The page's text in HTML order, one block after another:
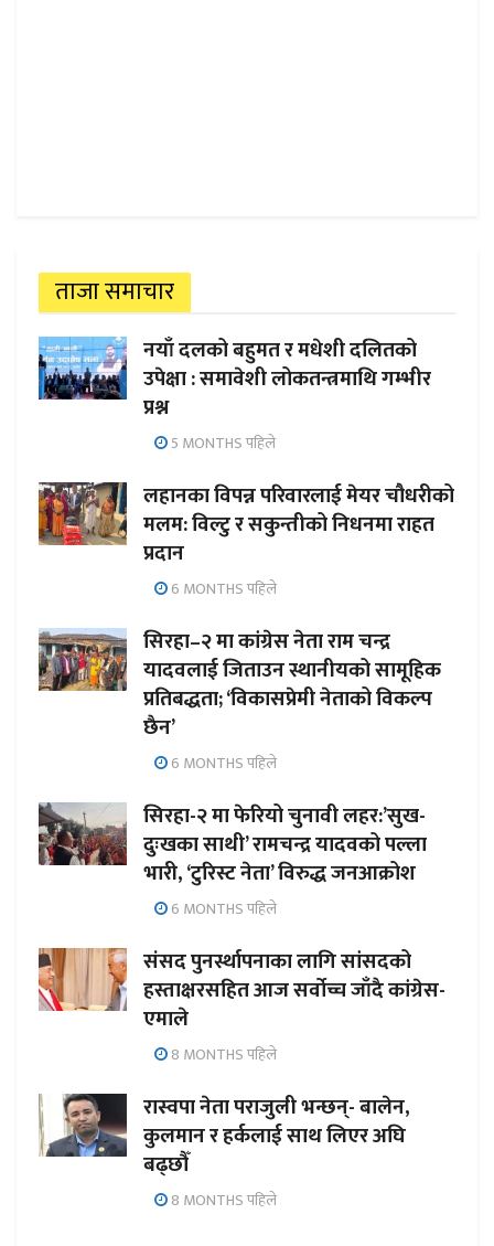
ताजा समाचार
नयाँ दलको बहुमत र मधेशी दलितको
उपेक्षा : समावेशी लोकतन्त्रमाथि गम्भीर
प्रश्न
5 MONTHS पहिले
लहानका विपन्न परिवारलाई मेयर चौधरीको
मलम: विल्टु र सकुन्तीको निधनमा राहत
प्रदान
6 MONTHS पहिले
सिरहा–२ मा कांग्रेस नेता राम चन्द्र
यादवलाई जिताउन स्थानीयको सामूहिक
प्रतिबद्धता; ‘विकासप्रेमी नेताको विकल्प
छैन’
6 MONTHS पहिले
सिरहा-२ मा फेरियो चुनावी लहर:’सुख-
दुःखका साथी’ रामचन्द्र यादवको पल्ला
भारी, ‘टुरिस्ट नेता’ विरुद्ध जनआक्रोश
6 MONTHS पहिले
संसद पुनर्स्थापनाका लागि सांसदको
हस्ताक्षरसहित आज सर्वोच्च जाँदै कांग्रेस-
एमाले
8 MONTHS पहिले
रास्वपा नेता पराजुली भन्छन्- बालेन,
कुलमान र हर्कलाई साथ लिएर अघि
बढ्छौँ
8 MONTHS पहिले